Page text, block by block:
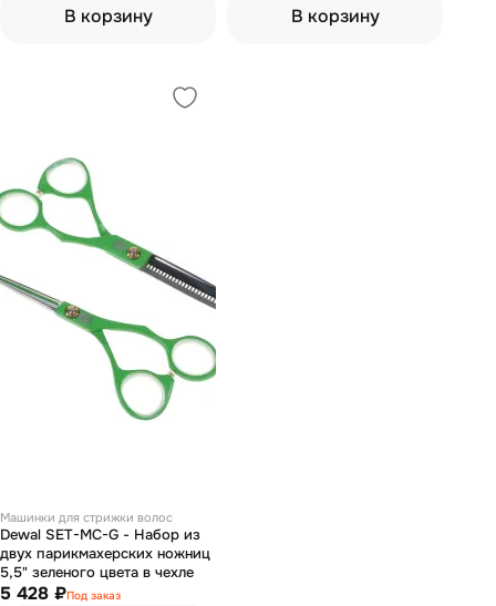
В корзину В корзину
Машинки для стрижки волос
Dewal SET-MC-G - Набор из
двух парикмахерских ножниц
5,5" зеленого цвета в чехле
5 428 ₽Под заказ